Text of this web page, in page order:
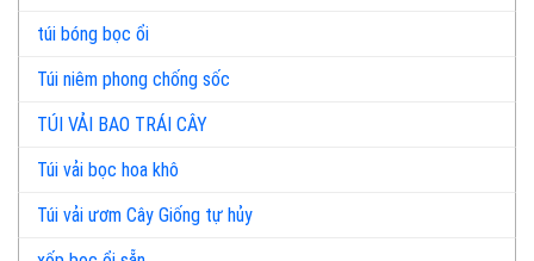
túi bóng bọc ổi
Túi niêm phong chống sốc
TÚI VẢI BAO TRÁI CÂY
Túi vải bọc hoa khô
Túi vải ươm Cây Giống tự hủy